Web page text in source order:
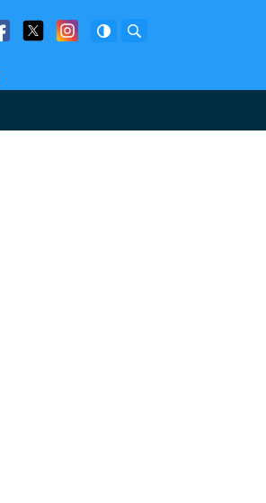
Facebook
Twitter Facebook